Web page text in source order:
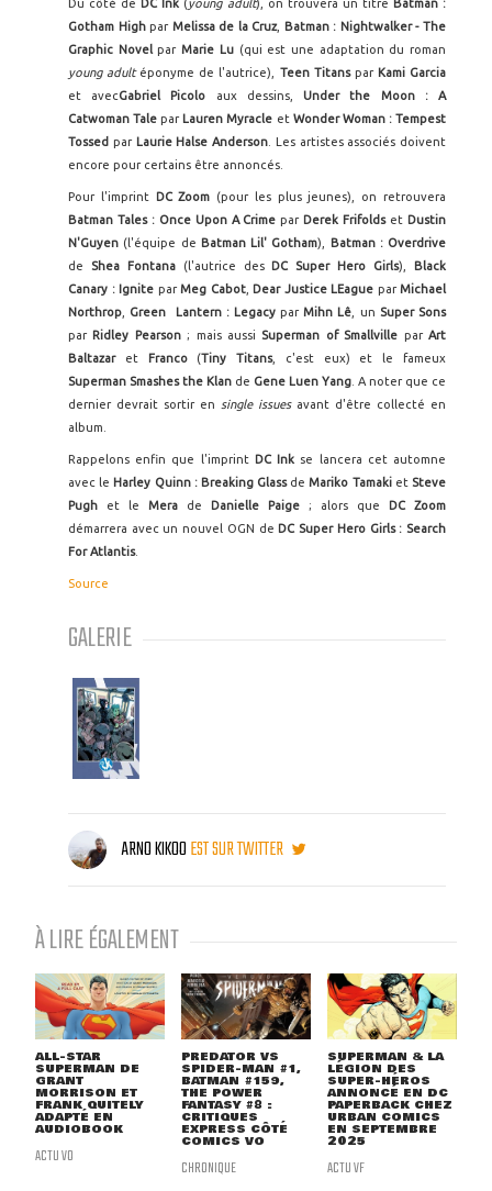
Du côté de DC Ink (young adult), on trouvera un titre Batman :
Gotham Highpar Melissa de la Cruz, Batman : Nightwalker - The
Graphic NovelparMarie Lu(qui est une adaptation du roman
young adult éponyme de l'autrice), Teen Titans par Kami Garcia
et avecGabriel Picolo aux dessins,Under the Moon : A
Catwoman Talepar Lauren Myracle et Wonder Woman : Tempest
Tossed par Laurie Halse Anderson . Les artistes associés doivent
encore pour certains être annoncés.
Pour l'imprint DC Zoom (pour les plus jeunes), on retrouvera
Batman Tales : Once Upon A Crimepar Derek Frifolds et Dustin
N'Guyen (l'équipe de Batman Lil' Gotham),
Batman : Overdrive
de Shea Fontana (l'autrice des DC Super Hero Girls), Black
Canary : Ignite parMeg Cabot, Dear Justice LEague parMichael
Northrop
Green Lantern : LegacyparMihn Lê , un Super Sons
par Ridley Pearson; mais aussi Superman of Smallville parArt
Baltazar
et Franco (Tiny Titans, c'est eux) et le fameux
Superman Smashes the Klan de Gene Luen Yang . A noter que ce
dernier devrait sortir en single issuesavant d'être collecté en
album.
Rappelons enfin que l'imprint DC Ink se lancera cet automne
avec le Harley Quinn : Breaking Glass deMariko Tamaki et Steve
Pugh et le Mera de Danielle Paige ; alors que DC Zoom
démarrera avec un nouvel OGN de DC Super Hero Girls : Search
For Atlantis.
Source
GALERIE
ARNO KIKOOEST SUR TWITTER
À LIRE ÉGALEMENT
ALL-STAR
SUPERMAN DE
GRANT
MORRISON ET
FRANK QUITELY
ADAPTÉ EN
AUDIOBOOK
ACTU VO
PREDATOR VS
SPIDER-MAN #1,
BATMAN #159,
THE POWER
FANTASY #8 :
CRITIQUES
EXPRESS CÔTÉ
COMICS VO
CHRONIQUE
SUPERMAN & LA
LÉGION DES
SUPER-HÉROS
ANNONCÉ EN DC
PAPERBACK CHEZ
URBAN COMICS
EN SEPTEMBRE
2025
ACTU VF